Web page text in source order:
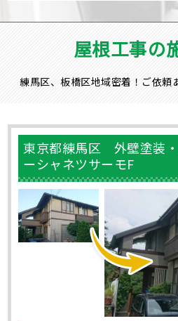
屋根工事の
練馬区、板橋区地域密着！ご依頼
東京都練馬区 外壁塗装
ーシャネツサーモF